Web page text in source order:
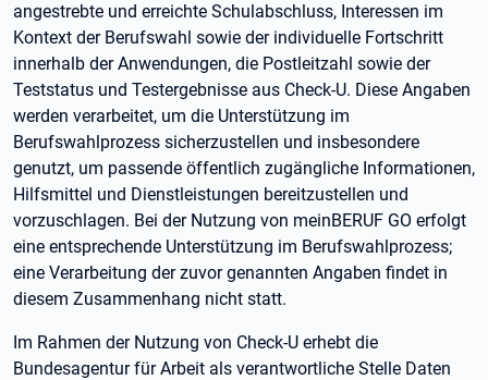
angestrebte und erreichte Schulabschluss, Interessen im
Kontext der Berufswahl sowie der individuelle Fortschritt
innerhalb der Anwendungen, die Postleitzahl sowie der
Teststatus und Testergebnisse aus Check-U. Diese Angaben
werden verarbeitet, um die Unterstützung im
Berufswahlprozess sicherzustellen und insbesondere
genutzt, um passende öffentlich zugängliche Informationen,
Hilfsmittel und Dienstleistungen bereitzustellen und
vorzuschlagen. Bei der Nutzung von meinBERUF GO erfolgt
eine entsprechende Unterstützung im Berufswahlprozess;
eine Verarbeitung der zuvor genannten Angaben findet in
diesem Zusammenhang nicht statt.
Im Rahmen der Nutzung von Check-U erhebt die
Bundesagentur für Arbeit als verantwortliche Stelle Daten